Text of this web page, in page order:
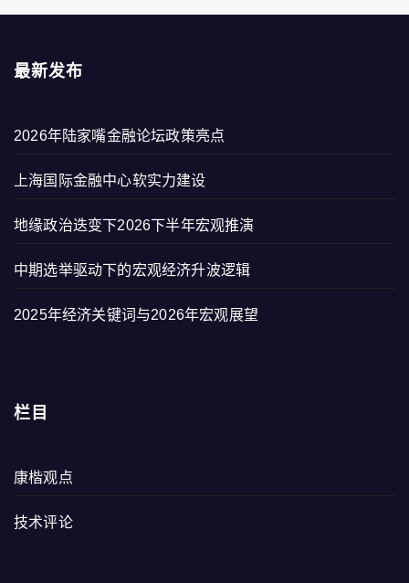
最新发布
2026年陆家嘴金融论坛政策亮点
上海国际金融中心软实力建设
地缘政治迭变下2026下半年宏观推演
中期选举驱动下的宏观经济升波逻辑
2025年经济关键词与2026年宏观展望
栏目
康楷观点
技术评论